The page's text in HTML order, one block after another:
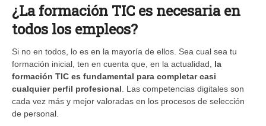
¿La formación TIC es necesaria en
todos los empleos?
Si no en todos, lo es en la mayoría de ellos. Sea cual sea tu
formación inicial, ten en cuenta que, en la actualidad, la
formación TIC es fundamental para completar casi
cualquier perfil profesional . Las competencias digitales son
cada vez más y mejor valoradas en los procesos de selección
de personal.